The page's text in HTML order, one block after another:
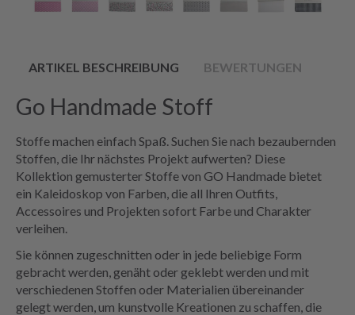
ARTIKEL BESCHREIBUNG BEWERTUNGEN
Go Handmade Stoff
Stoffe machen einfach Spaß. Suchen Sie nach bezaubernden
Stoffen, die Ihr nächstes Projekt aufwerten? Diese
Kollektion gemusterter Stoffe von GO Handmade bietet
ein Kaleidoskop von Farben, die all Ihren Outfits,
Accessoires und Projekten sofort Farbe und Charakter
verleihen.
Sie können zugeschnitten oder in jede beliebige Form
gebracht werden, genäht oder geklebt werden und mit
verschiedenen Stoffen oder Materialien übereinander
gelegt werden, um kunstvolle Kreationen zu schaffen, die